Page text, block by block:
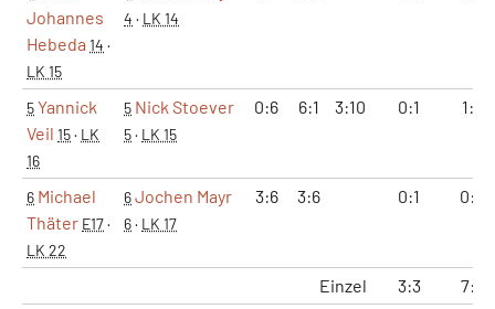
Johannes
Hebeda 14 ·
LK 15
4 · LK 14
5Yannick
Veil 15· LK
16
5 Nick Stoever
5· LK 15
0:6 6:1 3:10 0:1 1:2
6 Michael
Thäter E17·
LK 22
6Jochen Mayr
6· LK 17
3:6 3:6 0:1 0:2
Einzel 3:3
7:7